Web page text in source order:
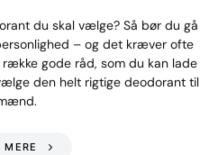
du skal vælge? Så bør du gå
– og det kræver ofte
gode råd, som du kan lade
den helt rigtige deodorant til